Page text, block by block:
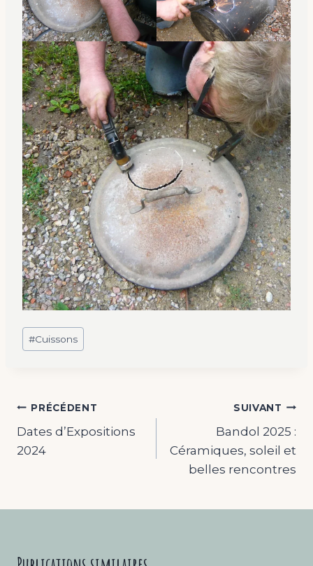
Étiquettes
de
#Cuissons
Navigation
de
PRÉCÉDENT
Dates d’Expositions
2024
SUIVANT
Bandol 2025 :
Céramiques, soleil et
belles rencontres